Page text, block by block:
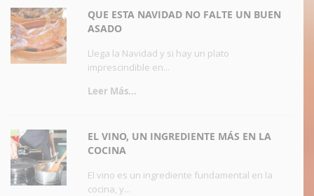
QUE ESTA NAVIDAD NO FALTE UN BUEN
ASADO
Llega la Navidad y si hay un plato
imprescindible en...
Leer Más...
EL VINO, UN INGREDIENTE MÁS EN LA
COCINA
El vino es un ingrediente fundamental en la
cocina, y...